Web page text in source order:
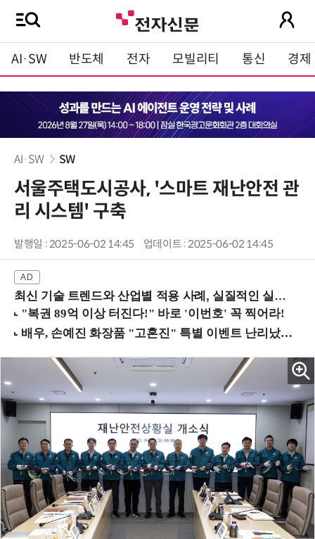
AI·SW 반도체 전자 모빌리티 통신 경제
AI·SW SW
서울주택도시공사, '스마트 재난안전 관
리 시스템' 구축
발행일 : 2025-06-02 14:45 업데이트 : 2025-06-02 14:45
최신 기술 트렌드와 산업별 적용 사례, 실질적인 실행 전략을 공유 (9/18 양재역)